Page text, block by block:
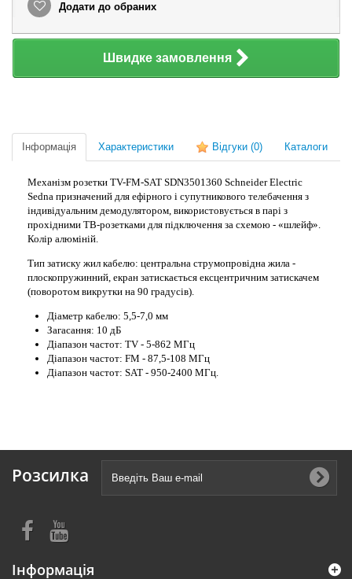
Додати до обраних
Швидке замовлення
Інформація Характеристики Відгуки (0) Каталоги
Механізм розетки TV-FM-SAT SDN3501360 Schneider Electric
Sedna призначений для ефірного і супутникового телебачення з
індивідуальним демодулятором, використовується в парі з
прохідними ТВ-розетками для підключення за схемою - «шлейф».
Колір алюміній.
Тип затиску жил кабелю: центральна струмопровідна жила -
плоскопружинний, екран затискається ексцентричним затискачем
(поворотом викрутки на 90 градусів).
Діаметр кабелю: 5,5-7,0 мм
Загасання: 10 дБ
Діапазон частот: TV - 5-862 МГц
Діапазон частот: FM - 87,5-108 МГц
Діапазон частот: SAT - 950-2400 МГц.
Розсилка
Інформація